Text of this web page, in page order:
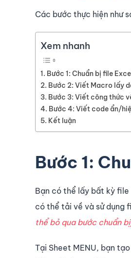
Các bước thực hiện như
Xem nhanh
Bước 1: Chuẩn bị file Excel
Bước 2: Viết Macro lấy
Bước 3: Viết công thức
Bước 4: Viết code ẩn/
Kết luận
Bước 1:
Bạn có thể lấy bất kỳ file
có thể tải về và sử dụng
thể bỏ qua bước chuẩn
Tại Sheet MENU, bạn